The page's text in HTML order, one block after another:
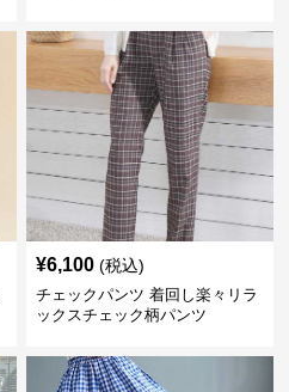
¥6,100 (税込)
チェックパンツ 着回し楽々リラ
ックスチェック柄パンツ